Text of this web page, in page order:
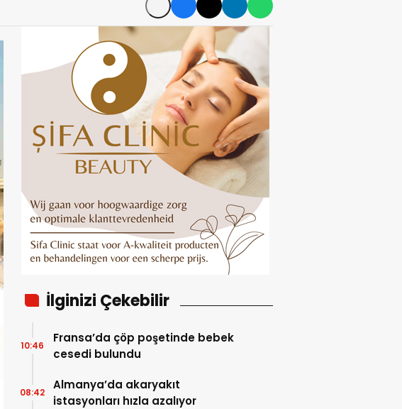
İlginizi Çekebilir
Fransa’da çöp poşetinde bebek
cesedi bulundu
10:46
Almanya’da akaryakıt
istasyonları hızla azalıyor
08:42